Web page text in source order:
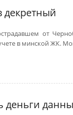
декретный
от
в минской ЖК.
деньги